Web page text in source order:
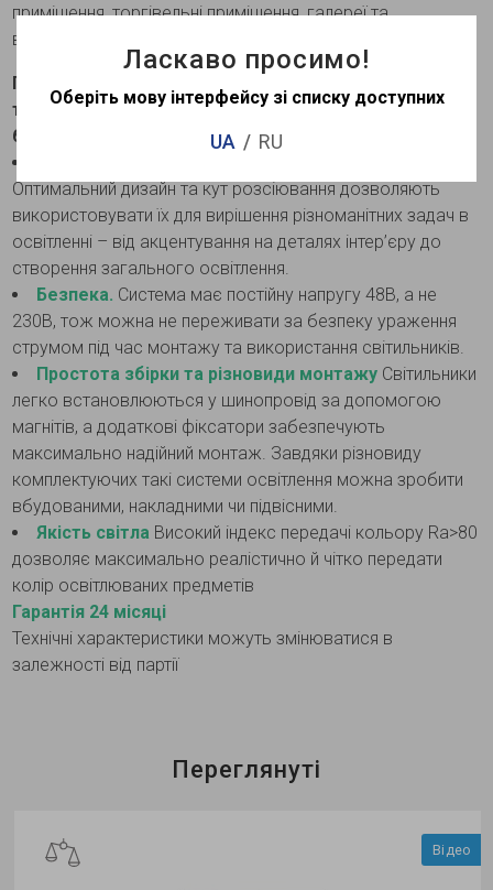
приміщення, торгівельні приміщення, галереї та
виставкові зали.
Переваги та особливості світлодіодного магнітного
трекового світильника Ardero MGN302 24Вт 4000K
білого кольору:
Оптимальний дизайн та кут розсіювання дозволяють
використовувати їх для вирішення різноманітних задач в
освітленні – від акцентування на деталях інтер’єру до
створення загального освітлення.
Безпека. Система має постійну напругу 48В, а не
230В, тож можна не переживати за безпеку ураження
струмом під час монтажу та використання світильників.
Простота збірки та різновиди монтажу Світильники
легко встановлюються у шинопровід за допомогою
магнітів, а додаткові фіксатори забезпечують
максимально надійний монтаж. Завдяки різновиду
комплектуючих такі системи освітлення можна зробити
вбудованими, накладними чи підвісними.
Якість світла Високий індекс передачі кольору Ra>80
дозволяє максимально реалістично й чітко передати
колір освітлюваних предметів
Гарантія 24 місяці
Технічні характеристики можуть змінюватися в
залежності від партії
Переглянуті
Відео
Ласкаво просимо!
Оберіть мову інтерфейсу зі списку доступних
UA RU